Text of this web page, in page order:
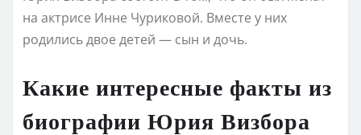
на актрисе Инне Чуриковой. Вместе у них
родились двое детей — сын и дочь.
Какие интересные факты из
биографии Юрия Визбора